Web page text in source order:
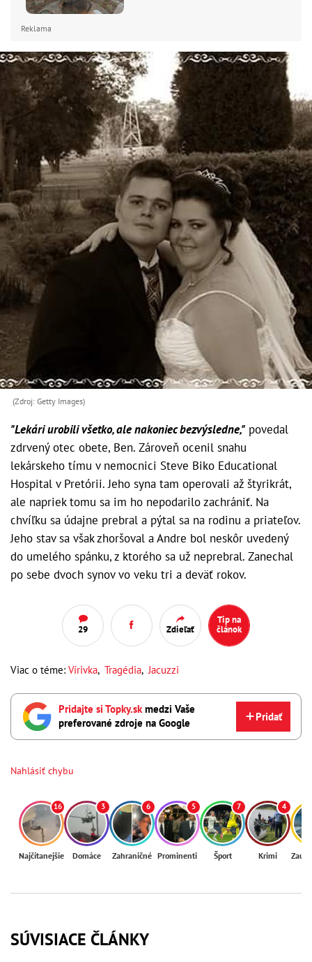
Reklama
(Zdroj: Getty Images)
"Lekári urobili všetko, ale nakoniec bezvýsledne," povedal
zdrvený otec obete, Ben. Zároveň ocenil snahu
lekárskeho tímu v nemocnici Steve Biko Educational
Hospital v Pretórii. Jeho syna tam operovali až štyrikrát,
ale napriek tomu sa im ho nepodarilo zachrániť. Na
chvíľku sa údajne prebral a pýtal sa na rodinu a priateľov.
Jeho stav sa však zhoršoval a Andre bol neskôr uvedený
do umelého spánku, z ktorého sa už neprebral. Zanechal
po sebe dvoch synov vo veku tri a deväť rokov.
29 Zdieľať
Tip na
článok
Viac o téme: Vírivka, Tragédia,Jacuzzi
Pridajte si Topky.skmedzi Vaše
preferované zdroje na Google
Pridať
Nahlásiť chybu
16
Najčítanejšie
3
Domáce
6
Zahraničné
5
Prominenti
7
Šport
4
Krimi
SÚVISIACE ČLÁNKY